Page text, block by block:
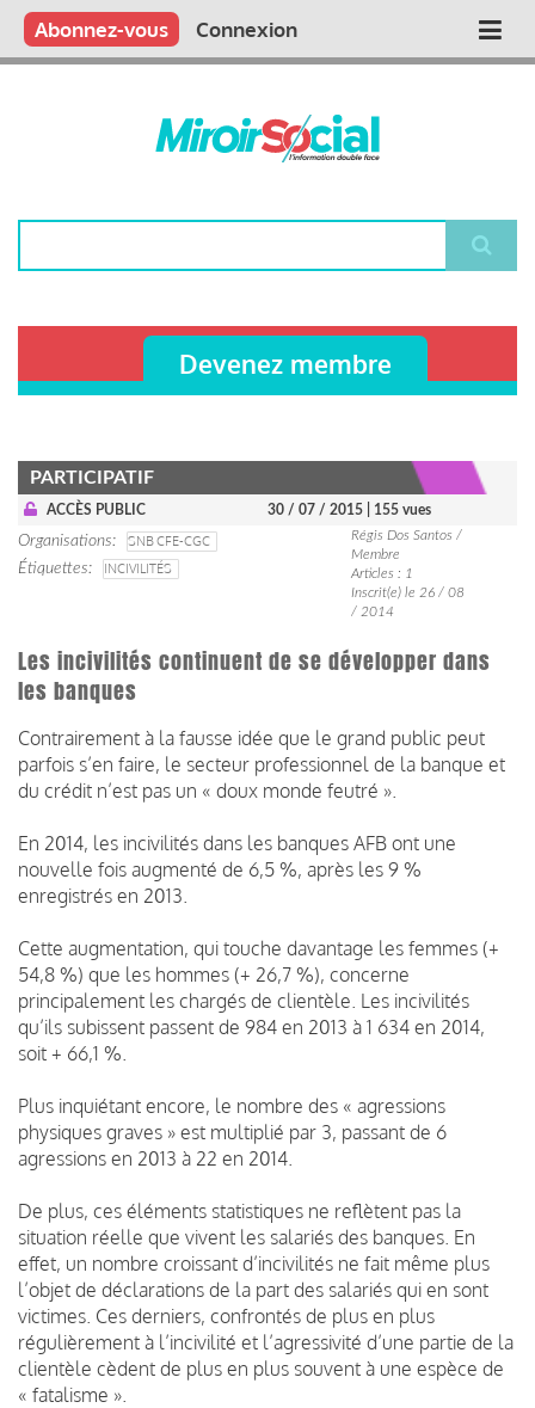
Aller
contenu
Main
Qui sommes nous ?
Vous publiez
Nous publions
Contactez-nous
Abonnez-vous Connexion
Devenez membre
PARTICIPATIF
ACCÈS PUBLIC 30 / 07 / 2015 | 155 vues
Organisations
SNB CFE-CGC
Étiquettes
INCIVILITÉS
Régis Dos Santos /
Membre
Articles : 1
Inscrit(e) le 26 / 08
/ 2014
Les incivilités continuent de se développer dans
les banques
Contrairement à la fausse idée que le grand public peut
parfois s’en faire, le secteur professionnel de la banque et
du crédit n’est pas un « doux monde feutré ».
En 2014, les incivilités dans les banques AFB ont une
nouvelle fois augmenté de 6,5 %, après les 9 %
enregistrés en 2013.
Cette augmentation, qui touche davantage les femmes (+
54,8 %) que les hommes (+ 26,7 %), concerne
principalement les chargés de clientèle. Les incivilités
qu’ils subissent passent de 984 en 2013 à 1 634 en 2014,
soit + 66,1 %.
Plus inquiétant encore, le nombre des « agressions
physiques graves » est multiplié par 3, passant de 6
agressions en 2013 à 22 en 2014.
De plus, ces éléments statistiques ne reflètent pas la
situation réelle que vivent les salariés des banques. En
effet, un nombre croissant d’incivilités ne fait même plus
l’objet de déclarations de la part des salariés qui en sont
victimes. Ces derniers, confrontés de plus en plus
régulièrement à l’incivilité et l’agressivité d’une partie de la
clientèle cèdent de plus en plus souvent à une espèce de
« fatalisme ».